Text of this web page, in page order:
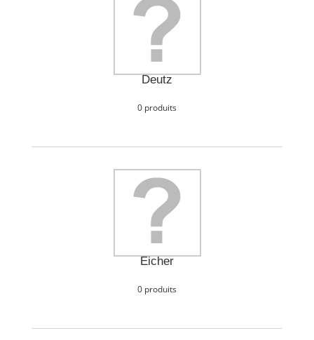
Deutz
0 produits
Eicher
0 produits